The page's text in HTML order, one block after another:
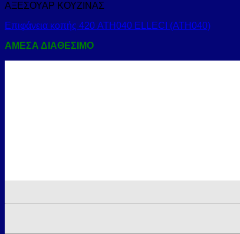
ΑΞΕΣΟΥΑΡ ΚΟΥΖΙΝΑΣ
Επιφάνεια κοπής 420 ATH040 ELLECI (ATH040)
ΑΜΕΣΑ ΔΙΑΘΕΣΙΜΟ